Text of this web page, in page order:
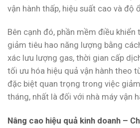
vận hành thấp, hiệu suất cao và độ
Bên cạnh đó, phần mềm điều khiển
giảm tiêu hao năng lượng bằng
xác lưu lượng gas, thời gian cấp
tối ưu hóa hiệu quả vận hành theo
đặc biệt quan trọng trong việc
tháng, nhất là đối với nhà máy vận
Nâng cao hiệu quả kinh doanh –